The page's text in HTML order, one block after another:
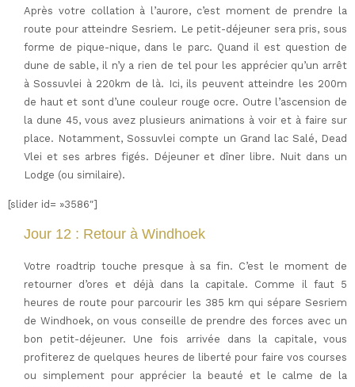
Après votre collation à l’aurore, c’est moment de prendre la
route pour atteindre Sesriem. Le petit-déjeuner sera pris, sous
forme de pique-nique, dans le parc. Quand il est question de
dune de sable, il n’y a rien de tel pour les apprécier qu’un arrêt
à Sossuvlei à 220km de là. Ici, ils peuvent atteindre les 200m
de haut et sont d’une couleur rouge ocre. Outre l’ascension de
la dune 45, vous avez plusieurs animations à voir et à faire sur
place. Notamment, Sossuvlei compte un Grand lac Salé, Dead
Vlei et ses arbres figés. Déjeuner et dîner libre. Nuit dans un
Lodge (ou similaire).
[slider id= »3586″]
Jour 12 : Retour à Windhoek
Votre roadtrip touche presque à sa fin. C’est le moment de
retourner d’ores et déjà dans la capitale. Comme il faut 5
heures de route pour parcourir les 385 km qui sépare Sesriem
de Windhoek, on vous conseille de prendre des forces avec un
bon petit-déjeuner. Une fois arrivée dans la capitale, vous
profiterez de quelques heures de liberté pour faire vos courses
ou simplement pour apprécier la beauté et le calme de la